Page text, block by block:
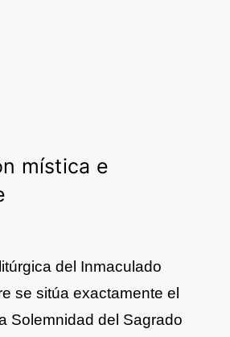
mística e
del Inmaculado
se sitúa exactamente el
Solemnidad del Sagrado